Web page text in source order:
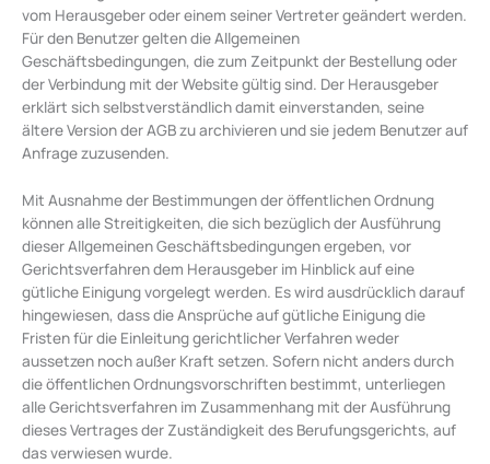
vom Herausgeber oder einem seiner Vertreter geändert werden.
Für den Benutzer gelten die Allgemeinen
Geschäftsbedingungen, die zum Zeitpunkt der Bestellung oder
der Verbindung mit der Website gültig sind. Der Herausgeber
erklärt sich selbstverständlich damit einverstanden, seine
ältere Version der AGB zu archivieren und sie jedem Benutzer auf
Anfrage zuzusenden.
Mit Ausnahme der Bestimmungen der öffentlichen Ordnung
können alle Streitigkeiten, die sich bezüglich der Ausführung
dieser Allgemeinen Geschäftsbedingungen ergeben, vor
Gerichtsverfahren dem Herausgeber im Hinblick auf eine
gütliche Einigung vorgelegt werden. Es wird ausdrücklich darauf
hingewiesen, dass die Ansprüche auf gütliche Einigung die
Fristen für die Einleitung gerichtlicher Verfahren weder
aussetzen noch außer Kraft setzen. Sofern nicht anders durch
die öffentlichen Ordnungsvorschriften bestimmt, unterliegen
alle Gerichtsverfahren im Zusammenhang mit der Ausführung
dieses Vertrages der Zuständigkeit des Berufungsgerichts, auf
das verwiesen wurde.